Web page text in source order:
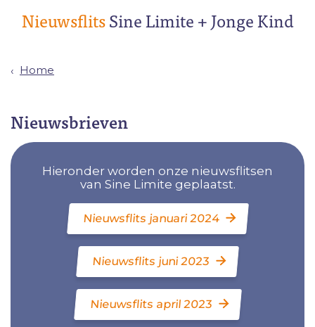
NieuwsflitsSine Limite + Jonge Kind
Home
Nieuwsbrieven
Hieronder worden onze nieuwsflitsen
van Sine Limite geplaatst.
Nieuwsflits januari 2024
Nieuwsflits juni 2023
Nieuwsflits april 2023